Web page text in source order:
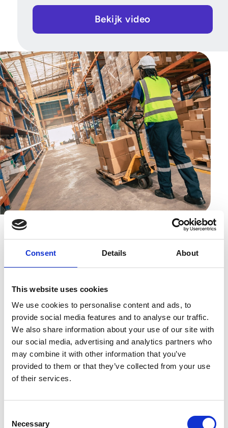
Consent Details About
This website uses cookies
We use cookies to personalise content and ads, to
provide social media features and to analyse our traffic.
We also share information about your use of our site with
our social media, advertising and analytics partners who
may combine it with other information that you’ve
provided to them or that they’ve collected from your use
of their services.
Selection
Necessary
Bekijk video
WERELDWIJDE COMPLIANCE
Voldoe met vertrouwen
aan wereldwijde e-
facturatieverplichtingen
Overheden wereldwijd voeren verplichte e-
facturatie-eisen in om fiscale compliance te
Azië-Pacific hun eigen regelgevende kaders